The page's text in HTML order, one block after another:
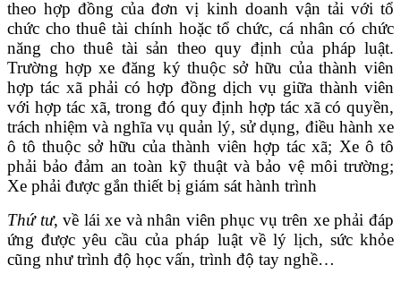
theo hợp đồng của đơn vị kinh doanh vận tải với tổ
chức cho thuê tài chính hoặc tổ chức, cá nhân có chức
năng cho thuê tài sản theo quy định của pháp luật.
Trường hợp xe đăng ký thuộc sở hữu của thành viên
hợp tác xã phải có hợp đồng dịch vụ giữa thành viên
với hợp tác xã, trong đó quy định hợp tác xã có quyền,
trách nhiệm và nghĩa vụ quản lý, sử dụng, điều hành xe
ô tô thuộc sở hữu của thành viên hợp tác xã; Xe ô tô
phải bảo đảm an toàn kỹ thuật và bảo vệ môi trường;
Xe phải được gắn thiết bị giám sát hành trình
Thứ tư, về lái xe và nhân viên phục vụ trên xe phải đáp
ứng được yêu cầu của pháp luật về lý lịch, sức khỏe
cũng như trình độ học vấn, trình độ tay nghề…